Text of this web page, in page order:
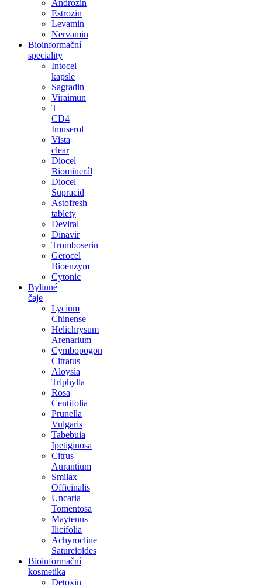
Androzin
Estrozin
Levamin
Nervamin
Bioinformační
speciality
Intocel
kapsle
Sagradin
Viraimun
T
CD4
Imuserol
Vista
clear
Diocel
Biominerál
Diocel
Supracid
Astofresh
tablety
Deviral
Dinavir
Tromboserin
Gerocel
Bioenzym
Cytonic
Bylinné
čaje
Lycium
Chinense
Helichrysum
Arenarium
Cymbopogon
Citratus
Aloysia
Triphylla
Rosa
Centifolia
Prunella
Vulgaris
Tabebuia
Ipetiginosa
Citrus
Aurantium
Smilax
Officinalis
Uncaria
Tomentosa
Maytenus
Ilicifolia
Achyrocline
Satureioides
Bioinformační
kosmetika
Detoxin